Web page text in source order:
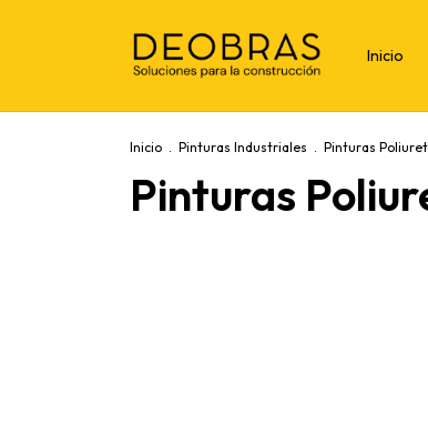
Inicio
Inicio . Pinturas Industriales . Pinturas
Pinturas